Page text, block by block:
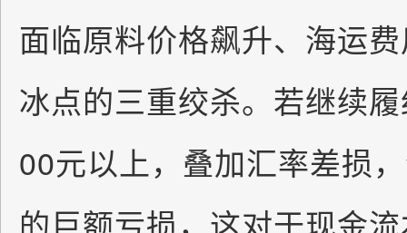
面临原料价格飙升、海运
冰点的三重绞杀。若继续
00元以上，叠加汇率差损
的巨额亏损，这对于现金